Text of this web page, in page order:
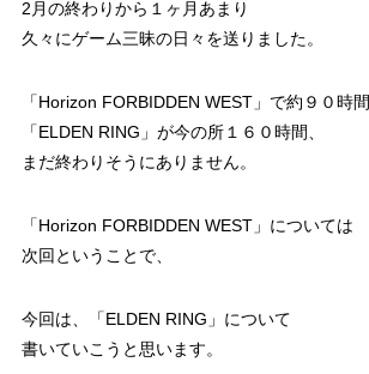
2月の終わりから１ヶ月あまり
久々にゲーム三昧の日々を送りました。
「Horizon FORBIDDEN WEST」で約９０時間
「ELDEN RING」が今の所１６０時間、
まだ終わりそうにありません。
「Horizon FORBIDDEN WEST」については
次回ということで、
今回は、「ELDEN RING」について
書いていこうと思います。